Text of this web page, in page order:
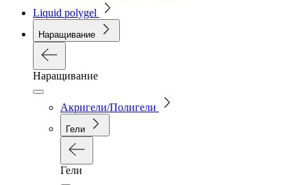
Liquid polygel
Наращивание
Наращивание
Акригели/Полигели
Гели
Гели